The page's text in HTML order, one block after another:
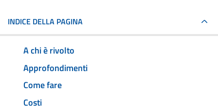
INDICE DELLA PAGINA
A chi è rivolto
Approfondimenti
Come fare
Costi